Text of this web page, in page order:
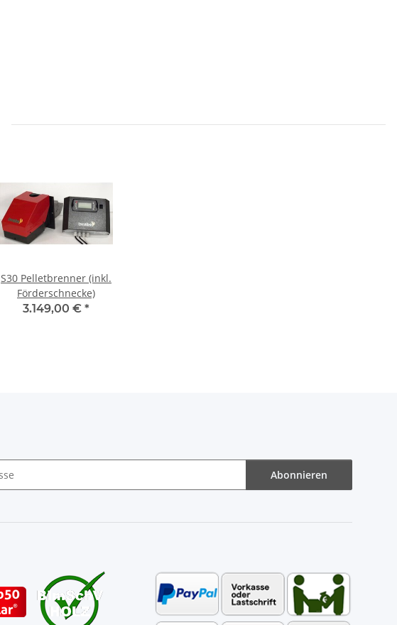
S30 Pelletbrenner (inkl.
Förderschnecke)
3.149,00 € *
Abonnieren